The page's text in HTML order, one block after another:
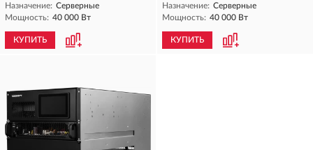
Назначение: Серверные
Мощность: 40 000 Вт
КУПИТЬ
Назначение: Серверные
Мощность: 40 000 Вт
КУПИТЬ